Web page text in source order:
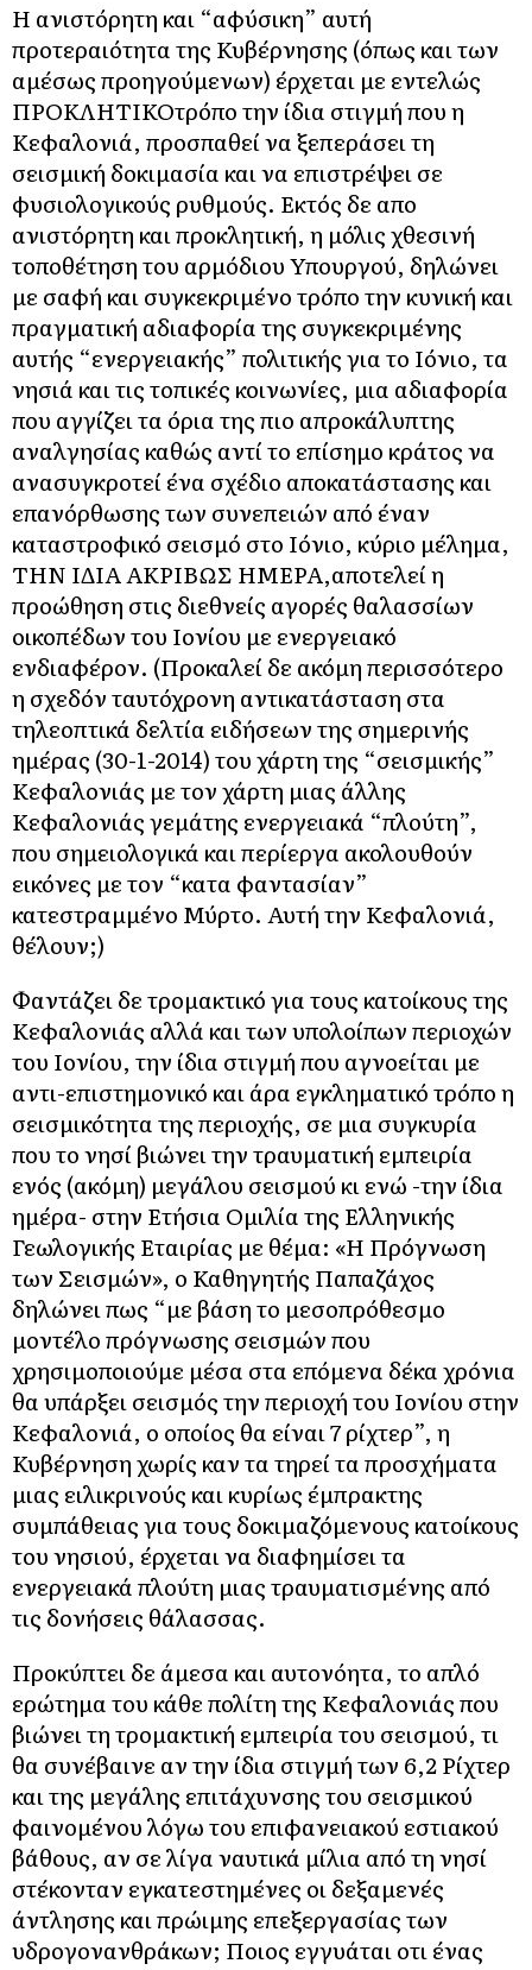
Η ανιστόρητη και “αφύσικη” αυτή
προτεραιότητα της Κυβέρνησης (όπως και των
αμέσως προηγούμενων) έρχεται με εντελώς
ΠΡΟΚΛΗΤΙΚΟτρόπο την ίδια στιγμή που η
Κεφαλονιά, προσπαθεί να ξεπεράσει τη
σεισμική δοκιμασία και να επιστρέψει σε
φυσιολογικούς ρυθμούς. Εκτός δε απο
ανιστόρητη και προκλητική, η μόλις χθεσινή
τοποθέτηση του αρμόδιου Υπουργού, δηλώνει
με σαφή και συγκεκριμένο τρόπο την κυνική και
πραγματική αδιαφορία της συγκεκριμένης
αυτής “ενεργειακής” πολιτικής για το Ιόνιο, τα
νησιά και τις τοπικές κοινωνίες, μια αδιαφορία
που αγγίζει τα όρια της πιο απροκάλυπτης
αναλγησίας καθώς αντί το επίσημο κράτος να
ανασυγκροτεί ένα σχέδιο αποκατάστασης και
επανόρθωσης των συνεπειών από έναν
καταστροφικό σεισμό στο Ιόνιο, κύριο μέλημα,
ΤΗΝ ΙΔΙΑ ΑΚΡΙΒΩΣ ΗΜΕΡΑ,αποτελεί η
προώθηση στις διεθνείς αγορές θαλασσίων
οικοπέδων του Ιονίου με ενεργειακό
ενδιαφέρον. (Προκαλεί δε ακόμη περισσότερο
η σχεδόν ταυτόχρονη αντικατάσταση στα
τηλεοπτικά δελτία ειδήσεων της σημερινής
ημέρας (30-1-2014) του χάρτη της “σεισμικής”
Κεφαλονιάς με τον χάρτη μιας άλλης
Κεφαλονιάς γεμάτης ενεργειακά “πλούτη”,
που σημειολογικά και περίεργα ακολουθούν
εικόνες με τον “κατα φαντασίαν”
κατεστραμμένο Μύρτο. Αυτή την Κεφαλονιά,
θέλουν;)
Φαντάζει δε τρομακτικό για τους κατοίκους της
Κεφαλονιάς αλλά και των υπολοίπων περιοχών
του Ιονίου, την ίδια στιγμή που αγνοείται με
αντι-επιστημονικό και άρα εγκληματικό τρόπο η
σεισμικότητα της περιοχής, σε μια συγκυρία
που το νησί βιώνει την τραυματική εμπειρία
ενός (ακόμη) μεγάλου σεισμού κι ενώ -την ίδια
ημέρα- στην Ετήσια Ομιλία της Ελληνικής
Γεωλογικής Εταιρίας με θέμα: «Η Πρόγνωση
των Σεισμών», ο Καθηγητής Παπαζάχος
δηλώνει πως “με βάση το μεσοπρόθεσμο
μοντέλο πρόγνωσης σεισμών που
χρησιμοποιούμε μέσα στα επόμενα δέκα χρόνια
θα υπάρξει σεισμός την περιοχή του Ιονίου στην
Κεφαλονιά, ο οποίος θα είναι 7 ρίχτερ”, η
Κυβέρνηση χωρίς καν τα τηρεί τα προσχήματα
μιας ειλικρινούς και κυρίως έμπρακτης
συμπάθειας για τους δοκιμαζόμενους κατοίκους
του νησιού, έρχεται να διαφημίσει τα
ενεργειακά πλούτη μιας τραυματισμένης από
τις δονήσεις θάλασσας.
Προκύπτει δε άμεσα και αυτονόητα, το απλό
ερώτημα του κάθε πολίτη της Κεφαλονιάς που
βιώνει τη τρομακτική εμπειρία του σεισμού, τι
θα συνέβαινε αν την ίδια στιγμή των 6,2 Ρίχτερ
και της μεγάλης επιτάχυνσης του σεισμικού
φαινομένου λόγω του επιφανειακού εστιακού
βάθους, αν σε λίγα ναυτικά μίλια από τη νησί
στέκονταν εγκατεστημένες οι δεξαμενές
άντλησης και πρώιμης επεξεργασίας των
υδρογονανθράκων; Ποιος εγγυάται οτι ένας